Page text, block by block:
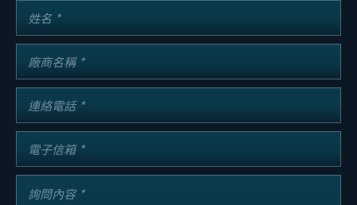
姓名
廠商名稱
連絡電話
電子信箱
詢問內容